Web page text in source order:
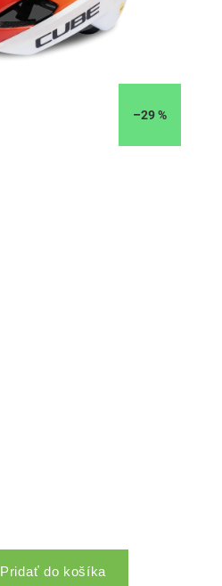
–29 %
Pridať do košíka